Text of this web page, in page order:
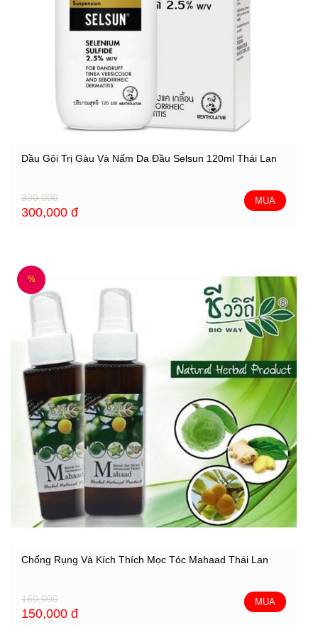
Dầu Gội Trị Gàu Và Nấm Da Đầu Selsun 120ml Thái Lan
330,000
300,000 đ
MUA
%
Chống Rụng Và Kích Thích Mọc Tóc Mahaad Thái Lan
160,000
150,000 đ
MUA